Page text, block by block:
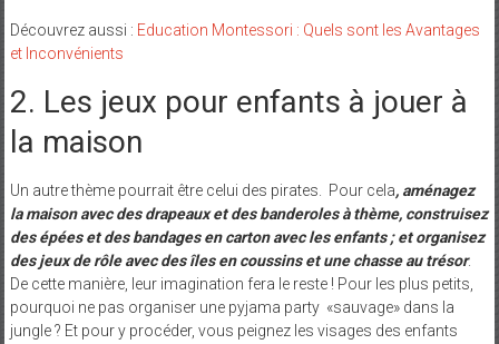
Découvrez aussi : Education Montessori : Quels sont les Avantages
et Inconvénients
2. Les jeux pour enfants à jouer à
la maison
Un autre thème pourrait être celui des pirates. Pour cela, aménagez
la maison avec des drapeaux et des banderoles à thème, construisez
des épées et des bandages en carton avec les enfants ; et organisez
des jeux de rôle avec des îles en coussins et une chasse au trésor.
De cette manière, leur imagination fera le reste ! Pour les plus petits,
pourquoi ne pas organiser une pyjama party «sauvage» dans la
jungle ? Et pour y procéder, vous peignez les visages des enfants